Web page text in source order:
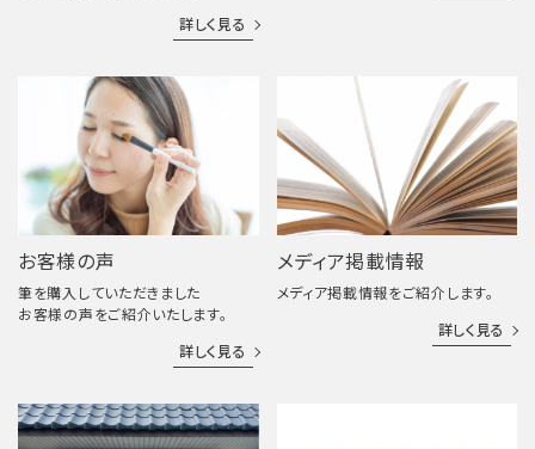
詳しく見る
お客様の声
筆を購入していただきました
お客様の声をご紹介いたします。
詳しく見る
メディア掲載情報
メディア掲載情報をご紹介します。
詳しく見る